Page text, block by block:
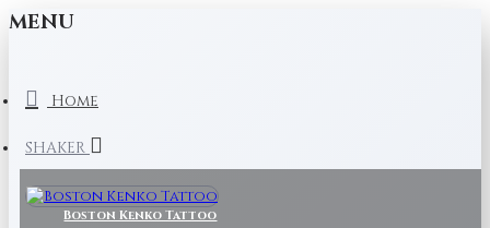
MENU
Home
SHAKER
Boston Kenko Tattoo